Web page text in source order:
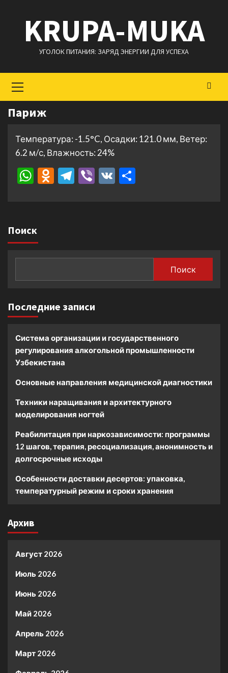
содержимому
KRUPA-MUKA
УГОЛОК ПИТАНИЯ: ЗАРЯД ЭНЕРГИИ ДЛЯ УСПЕХА
меню
Париж
Температура: -1.5°C, Осадки: 121.0 мм, Ветер:
6.2 м/с, Влажность: 24%
WhatsApp
Odnoklassniki
Telegram
Viber
VK
Поиск
Поиск
Последние записи
Система организации и государственного
регулирования алкогольной промышленности
Узбекистана
Основные направления медицинской диагностики
Техники наращивания и архитектурного
моделирования ногтей
Реабилитация при наркозависимости: программы
12 шагов, терапия, ресоциализация, анонимность и
долгосрочные исходы
Особенности доставки десертов: упаковка,
температурный режим и сроки хранения
Архив
Август 2026
Июль 2026
Июнь 2026
Май 2026
Апрель 2026
Март 2026